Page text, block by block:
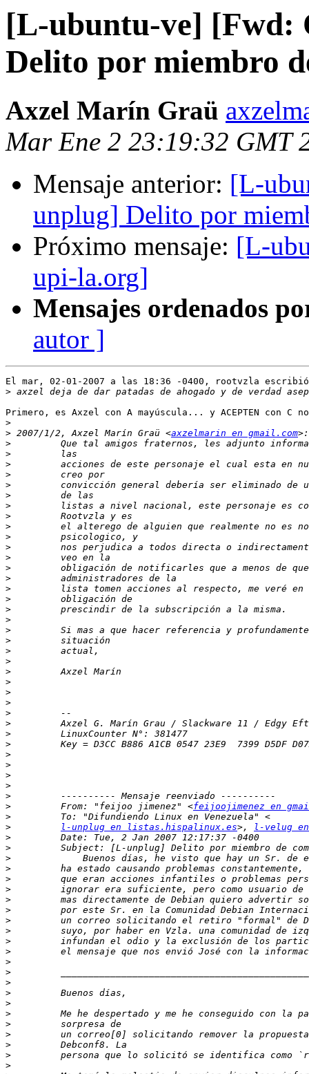
[L-ubuntu-ve] [Fwd:
Delito por miembro
Axzel Marín Graü
Mar Ene 2 23:19:32 GMT
Mensaje anterior: [L-
unplug] Delito por
Próximo mensaje: [L-
upi-la.org]
Mensajes ordenados
autor ]
El mar, 02-01-2007 a las 18:36 -0400, rootvzla
>
Primero, es Axzel con A mayúscula... y ACEPTEN con C
>
> 2007/1/2, Axzel Marín Graü <axzelmarin en gmail.com
>
>
>
>
>
>
>
>
>
>
>
>
>
>
>
>
>
>
>
>
>
>
>
>
>
>
>
>
>
>
>
>
>
>
>
>
         From: "feijoo jimenez" <
feijoojimenez en
>
>
l-unplug en listas.hispalinux.es>,
l-velug
>
>
>
>
>
>
>
>
>
>
>
>
>
>
>
>
>
>
>
>
>
>
>